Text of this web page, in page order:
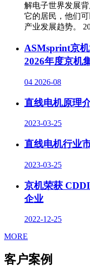
解电子世界发展
它的居民，他们
产业发展趋势。
ASMsprint京机
2026年度京机
04 2026-08
直线电机原理
2023-03-25
直线电机行业
2023-03-25
京机荣获
企业
2022-12-25
MORE
客户案例